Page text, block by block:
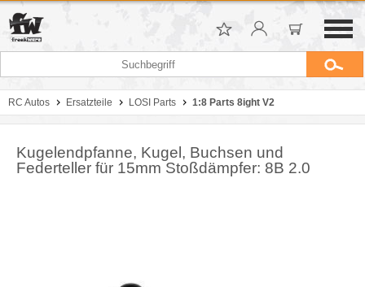
RC Autos Ersatzteile LOSI Parts 1:8 Parts 8ight V2
Kugelendpfanne, Kugel, Buchsen und
Federteller für 15mm Stoßdämpfer: 8B 2.0